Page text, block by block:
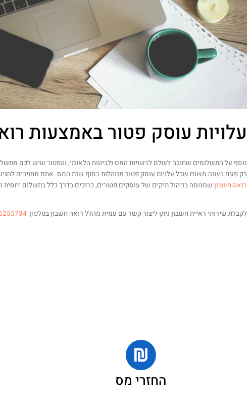
עלויות עוסק פטור באמצעות
נוסף על התשלומים שחובה לשלם לרשויות המס ולביטוח הלאומי, והפטור שיש לכם
רק פעם בשנה משום שכל עלויות עוסק פטור מנוהלות בסוף שנת המס. אתם מחויבים
רואה חשבון שמנוסה בניהול תיקים של עוסקים פטורים, כרוכים בדרך כלל בתשלום
לקבלת שירותי ראיית חשבון ניתן ליצור קשר עם עמית מהלל רואה חשבון בטלפון:
החזרי מס